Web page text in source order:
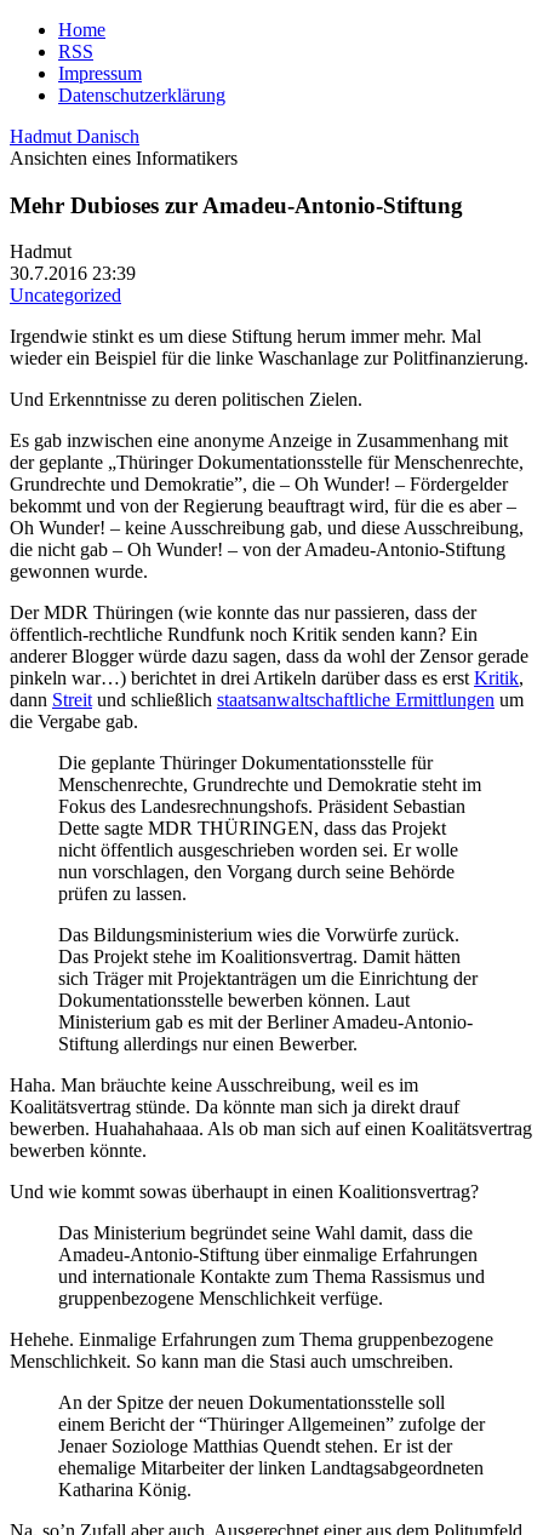
Home
RSS
Impressum
Datenschutzerklärung
Hadmut Danisch
Ansichten eines Informatikers
Mehr Dubioses zur Amadeu-Antonio-Stiftung
Hadmut
30.7.2016 23:39
Uncategorized
Irgendwie stinkt es um diese Stiftung herum immer mehr. Mal
wieder ein Beispiel für die linke Waschanlage zur Politfinanzierung.
Und Erkenntnisse zu deren politischen Zielen.
Es gab inzwischen eine anonyme Anzeige in Zusammenhang mit
der geplante „Thüringer Dokumentationsstelle für Menschenrechte,
Grundrechte und Demokratie”, die – Oh Wunder! – Fördergelder
bekommt und von der Regierung beauftragt wird, für die es aber –
Oh Wunder! – keine Ausschreibung gab, und diese Ausschreibung,
die nicht gab – Oh Wunder! – von der Amadeu-Antonio-Stiftung
gewonnen wurde.
Der MDR Thüringen (wie konnte das nur passieren, dass der
öffentlich-rechtliche Rundfunk noch Kritik senden kann? Ein
anderer Blogger würde dazu sagen, dass da wohl der Zensor gerade
pinkeln war…) berichtet in drei Artikeln darüber dass es erstKritik,
dann Streitund schließlich staatsanwaltschaftliche Ermittlungen um
die Vergabe gab.
Die geplante Thüringer Dokumentationsstelle für
Menschenrechte, Grundrechte und Demokratie steht im
Fokus des Landesrechnungshofs. Präsident Sebastian
Dette sagte MDR THÜRINGEN, dass das Projekt
nicht öffentlich ausgeschrieben worden sei. Er wolle
nun vorschlagen, den Vorgang durch seine Behörde
prüfen zu lassen.
Das Bildungsministerium wies die Vorwürfe zurück.
Das Projekt stehe im Koalitionsvertrag. Damit hätten
sich Träger mit Projektanträgen um die Einrichtung der
Dokumentationsstelle bewerben können. Laut
Ministerium gab es mit der Berliner Amadeu-Antonio-
Stiftung allerdings nur einen Bewerber.
Haha. Man bräuchte keine Ausschreibung, weil es im
Koalitätsvertrag stünde. Da könnte man sich ja direkt drauf
bewerben. Huahahahaaa. Als ob man sich auf einen Koalitätsvertrag
bewerben könnte.
Und wie kommt sowas überhaupt in einen Koalitionsvertrag?
Das Ministerium begründet seine Wahl damit, dass die
Amadeu-Antonio-Stiftung über einmalige Erfahrungen
und internationale Kontakte zum Thema Rassismus und
gruppenbezogene Menschlichkeit verfüge.
Hehehe. Einmalige Erfahrungen zum Thema gruppenbezogene
Menschlichkeit. So kann man die Stasi auch umschreiben.
An der Spitze der neuen Dokumentationsstelle soll
einem Bericht der “Thüringer Allgemeinen” zufolge der
Jenaer Soziologe Matthias Quendt stehen. Er ist der
ehemalige Mitarbeiter der linken Landtagsabgeordneten
Katharina König.